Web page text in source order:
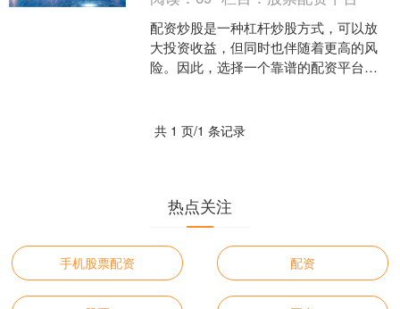
配资炒股是一种杠杆炒股方式，可以放
大投资收益，但同时也伴随着更高的风
险。因此，选择一个靠谱的配资平台至
共 1 页/1 条记录
热点关注
手机股票配资 配资